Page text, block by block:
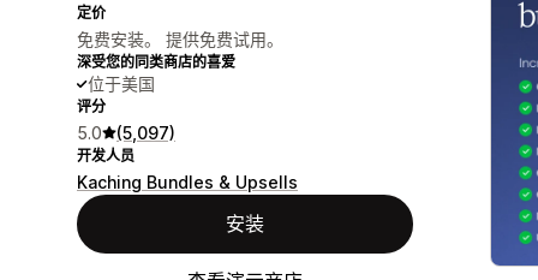
定价
免费安装。 提供免费试用。
深受您的同类商店的喜爱
位于美国
评分
5.0 (5,097)
开发人员
Kaching Bundles & Upsells
安装